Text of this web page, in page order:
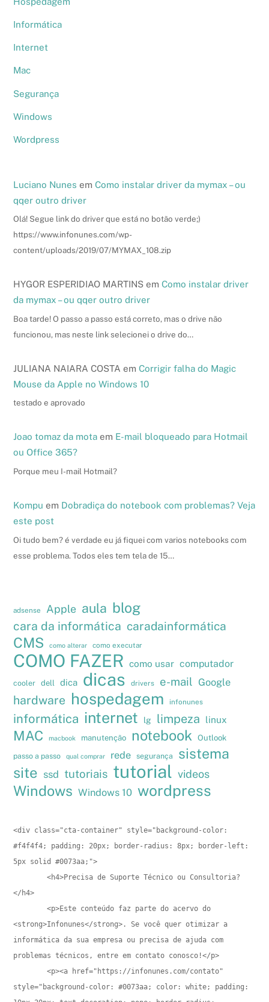
Informática
Internet
Mac
Segurança
Windows
Wordpress
Luciano Nunes emComo instalar driver da mymax – ou
qqer outro driver
Olá! Segue link do driver que está no botão verde;)
https://www.infonunes.com/wp-
content/uploads/2019/07/MYMAX_108.zip
HYGOR ESPERIDIAO MARTINS emComo instalar driver
da mymax – ou qqer outro driver
Boa tarde! O passo a passo está correto, mas o drive não
funcionou, mas neste link selecionei o drive do…
JULIANA NAIARA COSTA emCorrigir falha do Magic
Mouse da Apple no Windows 10
testado e aprovado
Joao tomaz da mota em E-mail bloqueado para Hotmail
ou Office 365?
Porque meu I-mail Hotmail?
Kompu em Dobradiça do notebook com problemas? Veja
este post
Oi tudo bem? é verdade eu já fiquei com varios notebooks com
esse problema. Todos eles tem tela de 15…
adsense Apple aula blog
cara da informática caradainformática
CMS como alterar como executar
COMO FAZER como usar computador
cooler dell dica dicas drivers e-mail Google
hardware hospedagem infonunes
informática internet lg limpeza linux
MAC macbook manutenção notebook
Outlook
passo a passo
qual comprar rede segurança sistema
site ssd tutoriais tutorial videos
Windows Windows 10 wordpress
<div class="cta-container" style="background-color:
#f4f4f4; padding: 20px; border-radius: 8px; border-left:
5px solid #0073aa;">
        <h4>Precisa de Suporte Técnico ou Consultoria?
</h4>
        <p>Este conteúdo faz parte do acervo do
<strong>Infonunes</strong>. Se você quer otimizar a
informática da sua empresa ou precisa de ajuda com
problemas técnicos, entre em contato conosco!</p>
        <p><a href="https://infonunes.com/contato"
style="background-color: #0073aa; color: white; padding: